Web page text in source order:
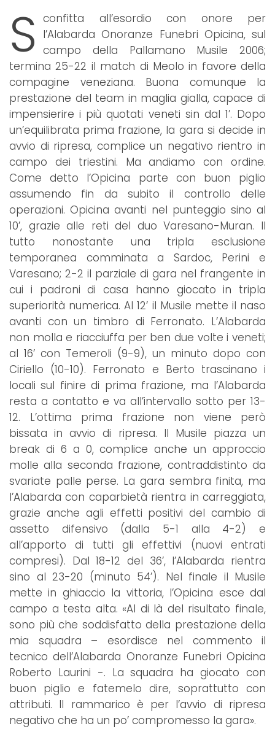
S confitta all’esordio con onore per
l’Alabarda Onoranze Funebri Opicina, sul
campo della Pallamano Musile 2006;
termina 25-22 il match di Meolo in favore della
compagine veneziana. Buona comunque la
prestazione del team in maglia gialla, capace di
impensierire i più quotati veneti sin dal 1’. Dopo
un’equilibrata prima frazione, la gara si decide in
avvio di ripresa, complice un negativo rientro in
campo dei triestini. Ma andiamo con ordine.
Come detto l’Opicina parte con buon piglio
assumendo fin da subito il controllo delle
operazioni. Opicina avanti nel punteggio sino al
10’, grazie alle reti del duo Varesano-Muran. Il
tutto nonostante una tripla esclusione
temporanea comminata a Sardoc, Perini e
Varesano; 2-2 il parziale di gara nel frangente in
cui i padroni di casa hanno giocato in tripla
superiorità numerica. Al 12’ il Musile mette il naso
avanti con un timbro di Ferronato. L’Alabarda
non molla e riacciuffa per ben due volte i veneti;
al 16’ con Temeroli (9-9), un minuto dopo con
Ciriello (10-10). Ferronato e Berto trascinano i
locali sul finire di prima frazione, ma l’Alabarda
resta a contatto e va all’intervallo sotto per 13-
12. L’ottima prima frazione non viene però
bissata in avvio di ripresa. Il Musile piazza un
break di 6 a 0, complice anche un approccio
molle alla seconda frazione, contraddistinto da
svariate palle perse. La gara sembra finita, ma
l’Alabarda con caparbietà rientra in carreggiata,
grazie anche agli effetti positivi del cambio di
assetto difensivo (dalla 5-1 alla 4-2) e
all’apporto di tutti gli effettivi (nuovi entrati
compresi). Dal 18-12 del 36’, l’Alabarda rientra
sino al 23-20 (minuto 54’). Nel finale il Musile
mette in ghiaccio la vittoria, l’Opicina esce dal
campo a testa alta. «Al di là del risultato finale,
sono più che soddisfatto della prestazione della
mia squadra – esordisce nel commento il
tecnico dell’Alabarda Onoranze Funebri Opicina
Roberto Laurini -. La squadra ha giocato con
buon piglio e fatemelo dire, soprattutto con
attributi. Il rammarico è per l’avvio di ripresa
negativo che ha un po’ compromesso la gara».